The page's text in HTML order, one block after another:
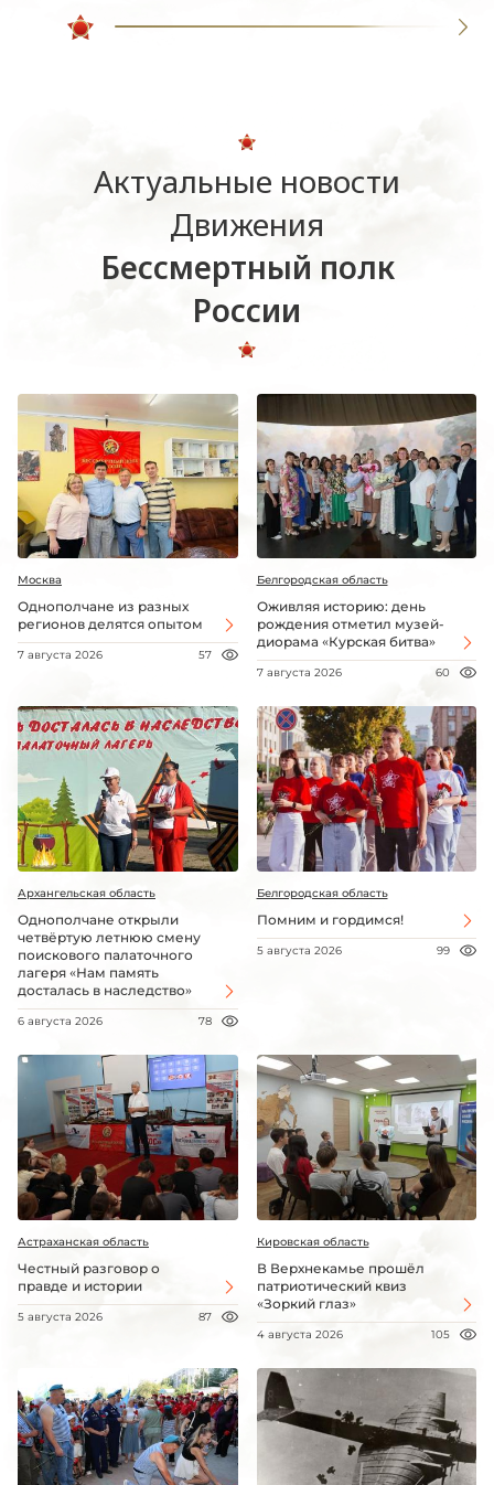
Актуальные новости
Движения
Бессмертный полк
России
Москва
Однополчане из разных
регионов делятся опытом
7 августа 2026 57
Белгородская область
Оживляя историю: день
рождения отметил музей-
диорама «Курская битва»
7 августа 2026 60
Архангельская область
Однополчане открыли
четвёртую летнюю смену
поискового палаточного
лагеря «Нам память
досталась в наследство»
6 августа 2026 78
Белгородская область
Помним и гордимся!
5 августа 2026 99
Астраханская область
Честный разговор о
правде и истории
5 августа 2026 87
Кировская область
В Верхнекамье прошёл
патриотический квиз
«Зоркий глаз»
4 августа 2026 105